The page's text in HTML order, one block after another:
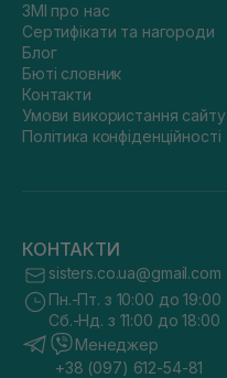
ЗМІ про нас
Сертифікати та нагороди
Блог
Бюті словник
Контакти
Умови використання сайту
Політика конфіденційності
КОНТАКТИ
sisters.co.ua@gmail.com
Пн.-Пт. з 10:00 до 19:00
Сб.-Нд. з 11:00 до 18:00
Менеджер
+38 (097) 612-54-81